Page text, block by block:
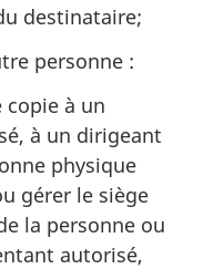
destinataire;
personne :
copie à un
à un dirigeant
physique
gérer le siège
la personne ou
autorisé,